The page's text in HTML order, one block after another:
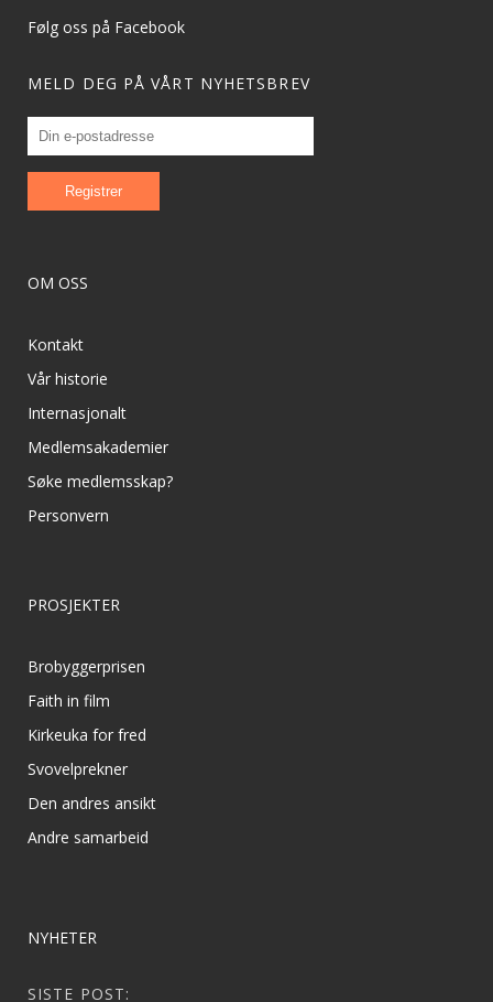
Følg oss på Facebook
MELD DEG PÅ VÅRT NYHETSBREV
OM OSS
Kontakt
Vår historie
Internasjonalt
Medlemsakademier
Søke medlemsskap?
Personvern
PROSJEKTER
Brobyggerprisen
Faith in film
Kirkeuka for fred
Svovelprekner
Den andres ansikt
Andre samarbeid
NYHETER
SISTE POST: